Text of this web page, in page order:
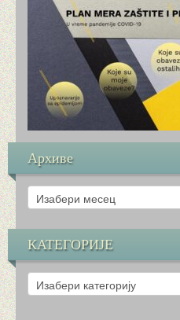
НЕМАЧКИ ЈЕЗИК
МАЛЕ ОЛИМПИЈСКЕ
СЛОБОДНЕ
СЛОБОДНО ВРЕМЕ
ИНФОРМАТОР
УПИС У ПРВИ
Архиве
Архиве
КАТЕГОРИЈЕ
КАТЕГОРИЈЕ